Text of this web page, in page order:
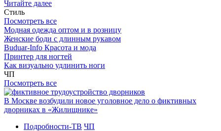
Читайте далее
Стиль
Посмотреть все
Модная одежда оптом и в розницу
Женские боди с длинным рукавом
Buduar-Info Красота и мода
Принтер для ногтей
Как визуально удлинить ноги
ЧП
Посмотреть все
В Москве возбудили новое уголовное дело о фиктивных
дворниках в «Жилищнике»
Подробности-ТВ ЧП